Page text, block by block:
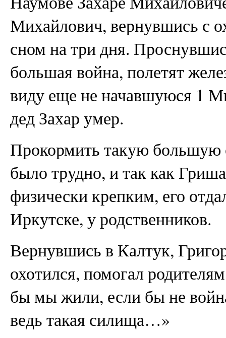
Михайлович, вернувшись с
сном на три дня.
большая война, полетят
виду еще не начавшуюся 1
дед Захар умер.
Прокормить такую большую
было трудно, и так как
физически крепким, его
Иркутске, у родственников.
Вернувшись в Калтук,
охотился, помогал
бы мы жили, если бы не
ведь такая силища…»